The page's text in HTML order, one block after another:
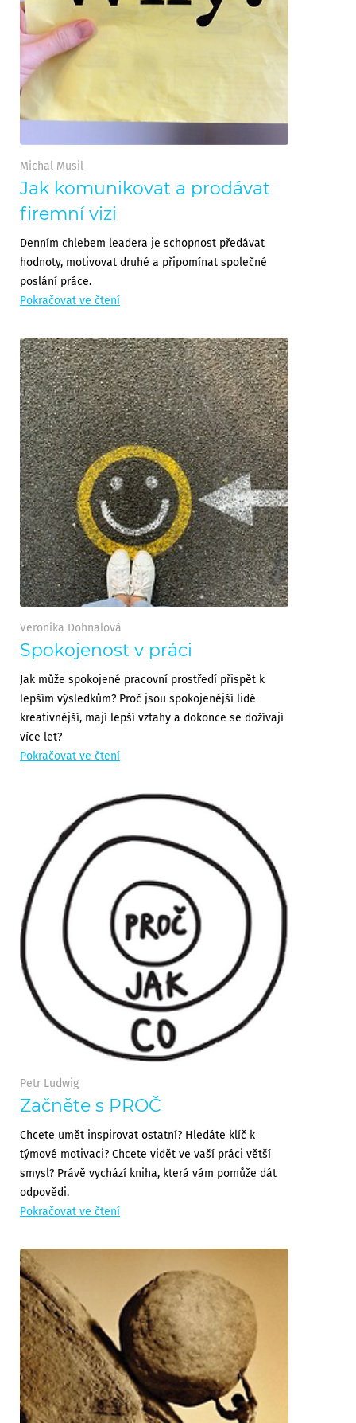
Michal Musil
Jak komunikovat a prodávat
firemní vizi
Denním chlebem leadera je schopnost předávat
hodnoty, motivovat druhé a připomínat společné
poslání práce.
Pokračovat ve čtení
Veronika Dohnalová
Spokojenost v práci
Jak může spokojené pracovní prostředí přispět k
lepším výsledkům? Proč jsou spokojenější lidé
kreativnější, mají lepší vztahy a dokonce se dožívají
více let?
Pokračovat ve čtení
Petr Ludwig
Začněte s PROČ
Chcete umět inspirovat ostatní? Hledáte klíč k
týmové motivaci? Chcete vidět ve vaší práci větší
smysl? Právě vychází kniha, která vám pomůže dát
odpovědi.
Pokračovat ve čtení